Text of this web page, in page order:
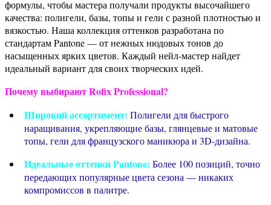
формулы, чтобы мастера получали продукты высочайшего
качества: полигели, базы, топы и гели с разной плотностью и
вязкостью. Наша коллекция оттенков разработана по
стандартам Pantone — от нежных нюдовых тонов до
насыщенных ярких цветов. Каждый нейл-мастер найдет
идеальный вариант для своих творческих идей.
Почему выбирают Rofix Professional?
Широкий ассортимент: Полигели для быстрого
наращивания, укрепляющие базы, глянцевые и матовые
топы, гели для французского маникюра и 3D-дизайна.
Идеальные оттенки Pantone: Более 100 позиций, точно
передающих популярные цвета сезона — никаких
компромиссов в палитре.